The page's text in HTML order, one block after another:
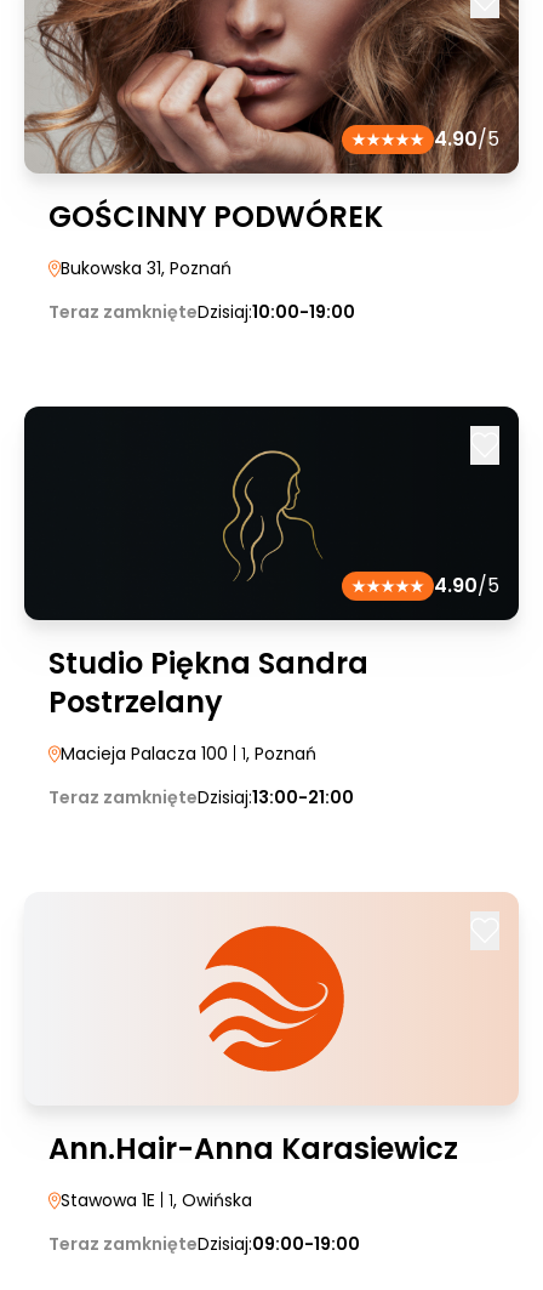
4.90/5
GOŚCINNY PODWÓREK
Bukowska 31, Poznań
Teraz zamknięteDzisiaj:10:00-19:00
4.90/5
Studio Piękna Sandra
Postrzelany
Macieja Palacza 100 | 1, Poznań
Teraz zamknięteDzisiaj:13:00-21:00
Ann.Hair-Anna Karasiewicz
Stawowa 1E | 1, Owińska
Teraz zamknięteDzisiaj:09:00-19:00